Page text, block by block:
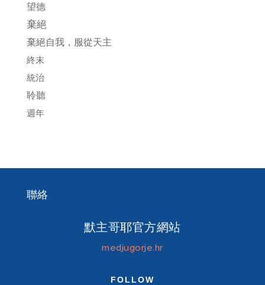
望德
棄絕
棄絕自我，服從天主
終末
統治
聆聽
週年
聯絡
默主哥耶官方網站
medjugorje.hr
FOLLOW